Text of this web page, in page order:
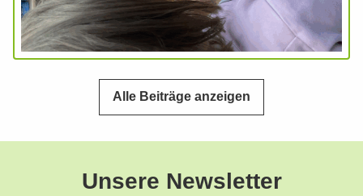
Alle Beiträge anzeigen
Unsere Newsletter